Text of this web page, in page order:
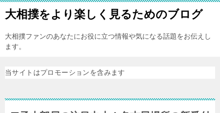
大相撲をより楽しく見るためのブログ
大相撲ファンのあなたにお役に立つ情報や気になる話題をお伝えし
ます。
当サイトはプロモーションを含みます